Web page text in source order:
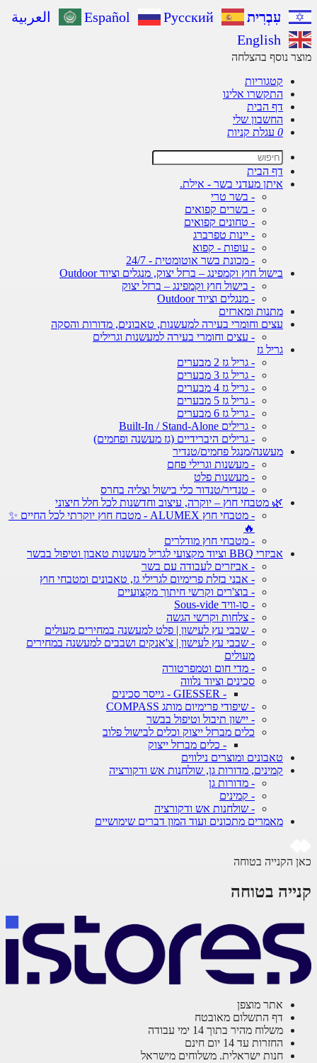
עִבְרִית Español Русский
العربية
English
מוצר נוסף בהצלחה
קטגוריות
התקשרו אלינו
דף הבית
החשבון שלי
0 עגלת קניות
דף הבית
איתן מעדני בשר - אילת.
- בשר טרי
- בשרים קפואים
- טחונים קפואים
- יינות טפרברג
- עופות - קפוא
- מכונת בשר אוטומטית - 24/7
בישול חוץ וקמפינג – ברזל יצוק, מנגלים וציוד Outdoor
- בישול חוץ וקמפינג – ברזל יצוק
- מנגלים וציוד Outdoor
מתנות ומארזים
עצים וחומרי בעירה למעשנות, טאבונים, מדורות והסקה
- עצים וחומרי בעירה למעשנות וגרילים
גריל גז
- גריל גז 2 מבערים
- גריל גז 3 מבערים
- גריל גז 4 מבערים
- גריל גז 5 מבערים
- גריל גז 6 מבערים
- גרילים Built-In / Stand-Alone
- גרילים היברידיים (גז מעשנה ופחמים)
מעשנה/מנגל פחמים/טנדיר
- מעשנות וגרילי פחם
- מעשנות פלט
- טנדיר/טנדור כלי בישול וצליה בחרס
🌿 מטבחי חוץ – יוקרה, עיצוב וחדשנות לכל חלל חיצוני
- מטבחי חוץ ALUMEX - מטבח חוץ יוקרתי לכל החיים ✨
🔥
- מטבחי חוץ מודלרים
אביזרי BBQ וציוד מקצועי לגריל מעשנות טאבון וטיפול בבשר
- אביזרים לעבודה עם בשר
- אבני בזלת פרימיום לגרילי גז, טאבונים ומטבחי חוץ
- בוצ'רים וקרשי חיתוך מקצועיים
- סו-וויד Sous-vide
- צלחות וקרשי הגשה
- שבבי עץ לעישון | פלט למעשנה במחירים מעולים
- שבבי עץ לעישון | צ'אנקים ושבבים למעשנה במחירים
מעולים
- מדי חום וטמפרטורה
סכינים וציוד נלווה
- GIESSER - גייסר סכינים
- שיפודי פרימיום מותג COMPASS
- יישון תיבול וטיפול בבשר
כלים מברזל ייצוק וכלים לבישול פלוב
- כלים מברזל ייצוק
טאבונים ומוצרים נילווים
קמינים, מדורות גן, שולחנות אש ודקורציה
- מדורות גן
- קמינים
- שולחנות אש ודקורציה
מאמרים מתכונים ועוד המון דברים שימושיים
כאן הקנייה בטוחה
קנייה בטוחה
אתר מוצפן
דף התשלום מאובטח
משלוח מהיר בתוך 14 ימי עבודה
החזרות עד 14 יום חינם
חנות ישראלית. משלוחים מישראל